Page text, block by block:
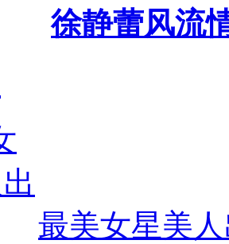
徐静蕾风流
最美女星美